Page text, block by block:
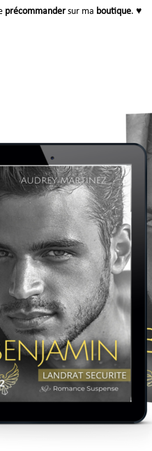
précommandersur ma boutique. ♥